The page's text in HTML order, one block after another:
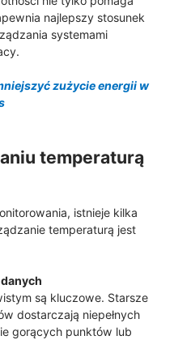
najlepszy stosunek
systemami
zużycie energii w
temperaturą
istnieje kilka
temperaturą jest
są kluczowe. Starsze
dostarczają niepełnych
gorących punktów lub